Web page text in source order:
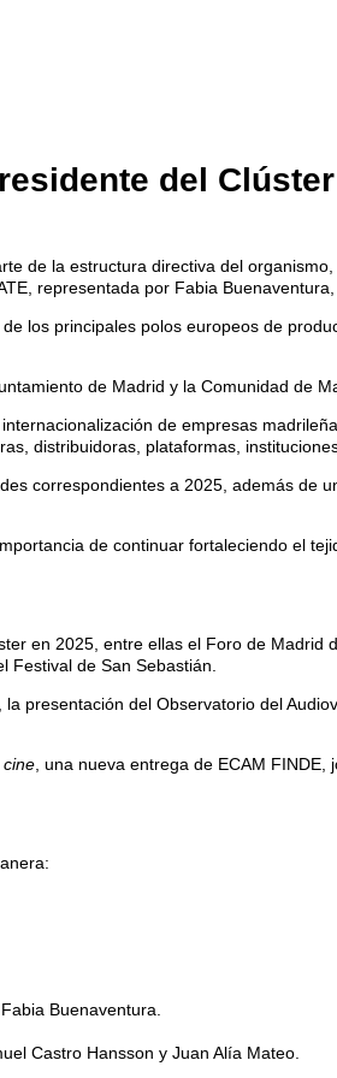
del
de la estructura directiva del
representada por Fabia
los principales polos europeos de
de Madrid y la Comunidad de
de empresas
distribuidoras, plataformas,
correspondientes a 2025, además de
de continuar fortaleciendo el
en 2025, entre ellas el Foro de Madrid
de San Sebastián.
presentación del Observatorio del
cine , una nueva entrega de ECAM
Buenaventura.
Castro Hansson y Juan Alía Mateo.